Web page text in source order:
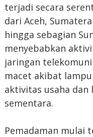
terjadi secara
dari Aceh,
hingga sebagian
menyebabkan
jaringan
macet akibat
aktivitas usaha
sementara.
Pemadaman mulai